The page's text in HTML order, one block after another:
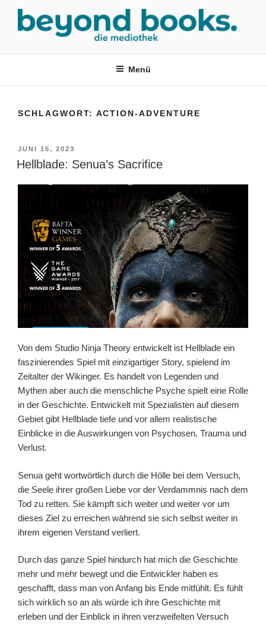
springen
Menü
SCHLAGWORT: ACTION-ADVENTURE
VERÖFFENTLICHT
AM
JUNI 15, 2023
Hellblade: Senua’s Sacrifice
Von dem Studio Ninja Theory entwickelt ist Hellblade ein
faszinierendes Spiel mit einzigartiger Story, spielend im
Zeitalter der Wikinger. Es handelt von Legenden und
Mythen aber auch die menschliche Psyche spielt eine Rolle
in der Geschichte. Entwickelt mit Spezialisten auf diesem
Gebiet gibt Hellblade tiefe und vor allem realistische
Einblicke in die Auswirkungen von Psychosen, Trauma und
Verlust.
Senua geht wortwörtlich durch die Hölle bei dem Versuch,
die Seele ihrer großen Liebe vor der Verdammnis nach dem
Tod zu retten. Sie kämpft sich weiter und weiter vor um
dieses Ziel zu erreichen während sie sich selbst weiter in
ihrem eigenen Verstand verliert.
Durch das ganze Spiel hindurch hat mich die Geschichte
mehr und mehr bewegt und die Entwickler haben es
geschafft, dass man von Anfang bis Ende mitfühlt. Es fühlt
sich wirklich so an als würde ich ihre Geschichte mit
erleben und der Einblick in ihren verzweifelten Versuch